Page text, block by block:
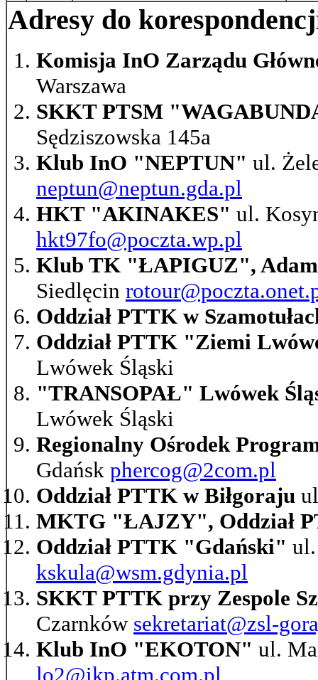
Adresy do
Komisja InO Zarządu
Warszawa
SKKT PTSM
Sędziszowska 145a
Klub InO "NEPTUN" ul.
neptun@neptun.gda.pl
HKT "AKINAKES" ul.
hkt97fo@poczta.wp.pl
Klub TK "ŁAPIGUZ", Adam
Siedlęcin
Oddział PTTK w
Oddział PTTK "Ziemi
Lwówek Śląski
"TRANSOPAŁ" Lwówek
Lwówek Śląski
Regionalny Ośrodek
Gdańsk phercog@2com.pl
Oddział PTTK w Biłgoraju
MKTG "ŁAJZY", Oddział
Oddział PTTK "Gdański"
kskula@wsm.gdynia.pl
SKKT PTTK przy Zespole
Czarnków sekretariat@zsl-
Klub InO "EKOTON" ul.
lo2@ikp.atm.com.pl